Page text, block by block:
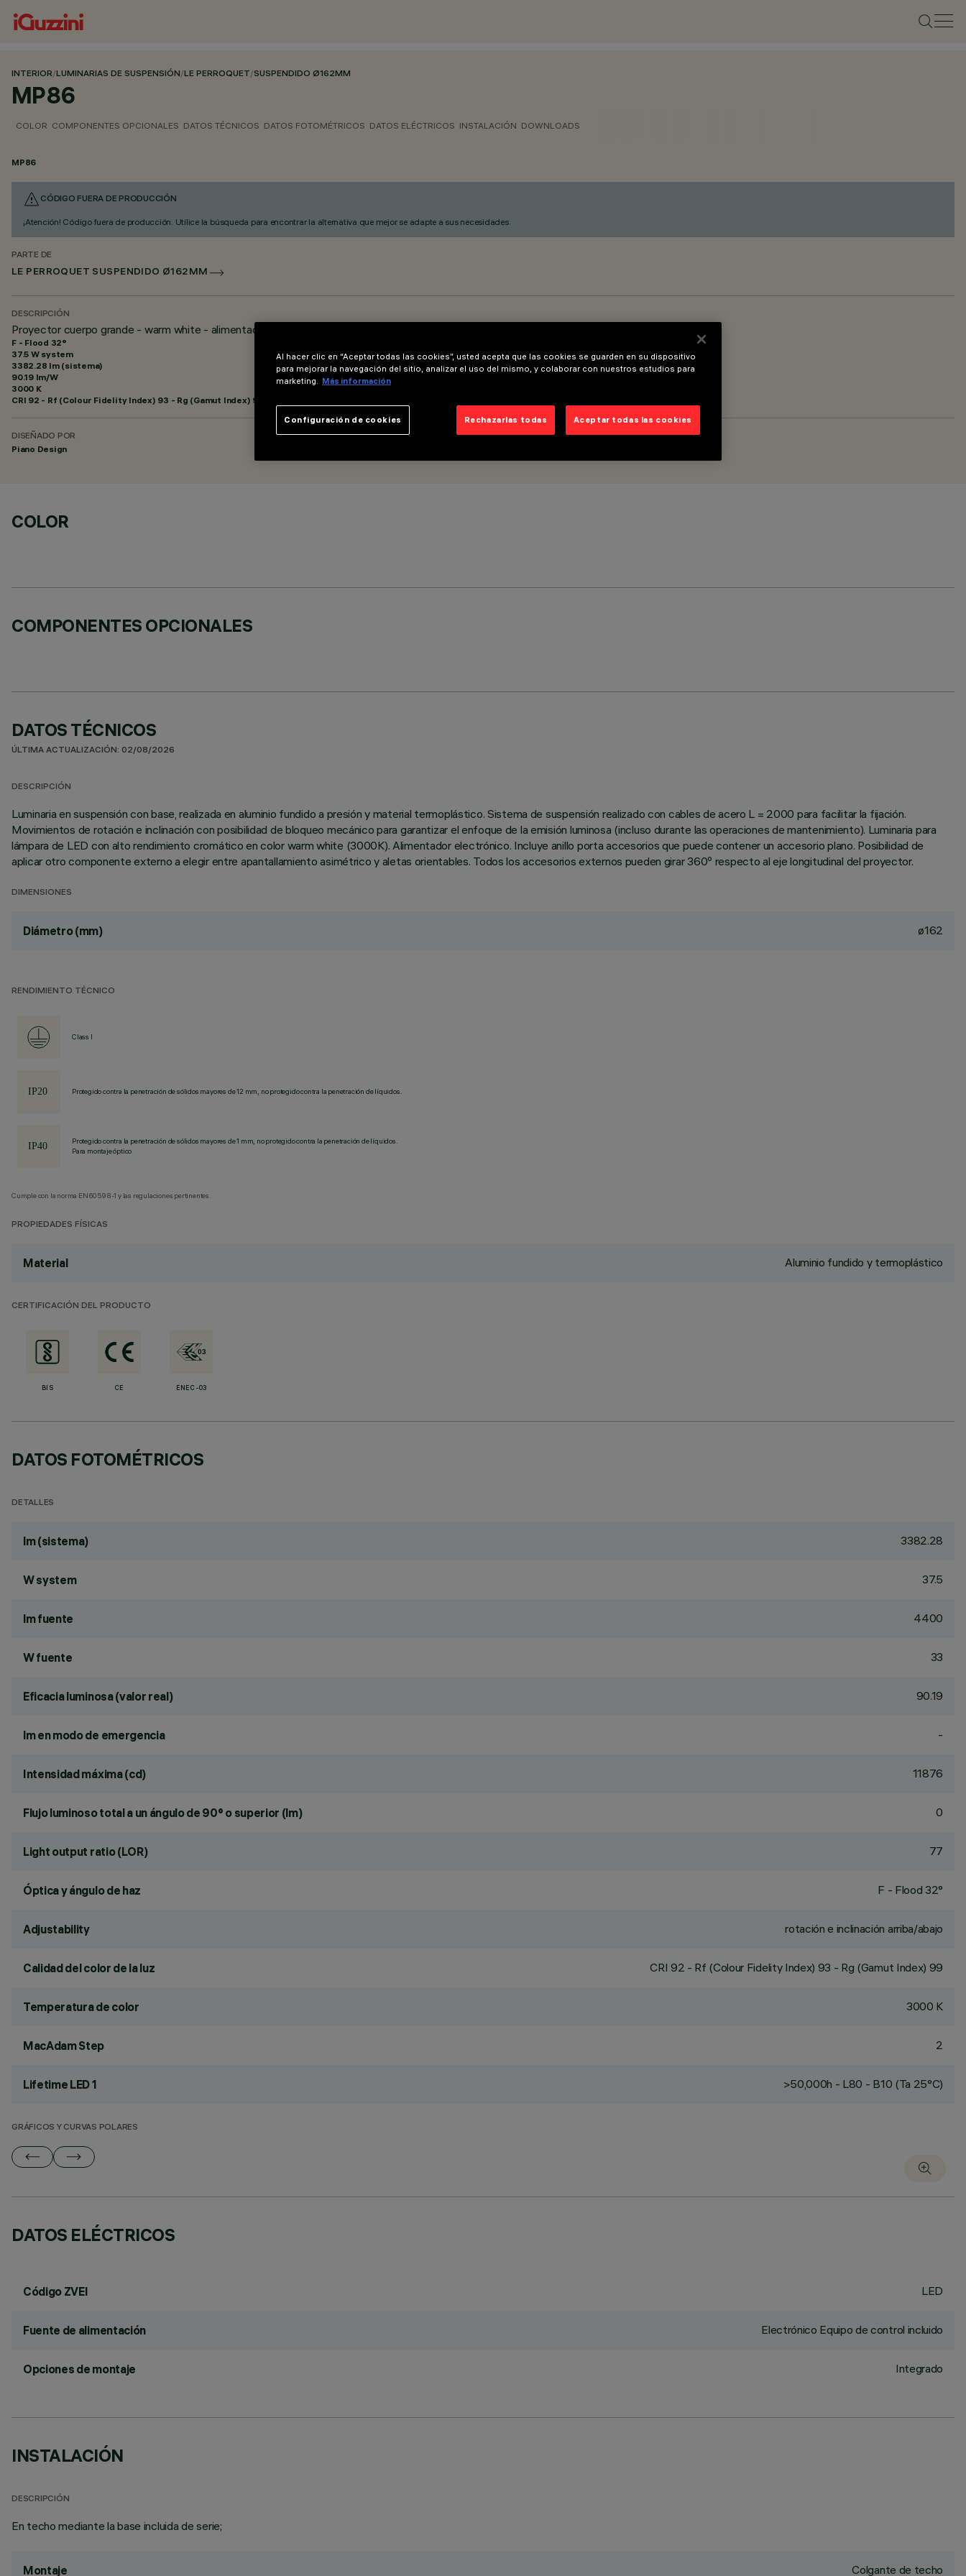
INTERIOR/LUMINARIAS DE SUSPENSIÓN/LE PERROQUET/SUSPENDIDO Ø162MM
MP86
COLOR COMPONENTES OPCIONALES DATOS TÉCNICOS DATOS FOTOMÉTRICOS DATOS ELÉCTRICOS INSTALACIÓN DOWNLOADS
MP86
CÓDIGO FUERA DE PRODUCCIÓN
¡Atención! Código fuera de producción. Utilice la búsqueda para encontrar la alternativa que mejor se adapte a sus necesidades.
PARTE DE
LE PERROQUET SUSPENDIDO Ø162MM
DESCRIPCIÓN
Proyector cuerpo grande - warm white - alimentador electrónico - óptica flood
F - Flood 32°
37.5 W system
3382.28 lm (sistema)
90.19 lm/W
3000 K
CRI 92 - Rf (Colour Fidelity Index) 93 - Rg (Gamut Index) 99
DISEÑADO POR
Piano Design
COLOR
COMPONENTES OPCIONALES
DATOS TÉCNICOS
ÚLTIMA ACTUALIZACIÓN: 02/08/2026
DESCRIPCIÓN
Luminaria en suspensión con base, realizada en aluminio fundido a presión y material termoplástico. Sistema de suspensión realizado con cables de acero L = 2000 para facilitar la fijación.
Movimientos de rotación e inclinación con posibilidad de bloqueo mecánico para garantizar el enfoque de la emisión luminosa (incluso durante las operaciones de mantenimiento). Luminaria para
lámpara de LED con alto rendimiento cromático en color warm white (3000K). Alimentador electrónico. Incluye anillo porta accesorios que puede contener un accesorio plano. Posibilidad de
aplicar otro componente externo a elegir entre apantallamiento asimétrico y aletas orientables. Todos los accesorios externos pueden girar 360º respecto al eje longitudinal del proyector.
DIMENSIONES
Diámetro (mm) ø162
RENDIMIENTO TÉCNICO
Class I
Protegido contra la penetración de sólidos mayores de 12 mm, no protegido contra la penetración de líquidos.
Protegido contra la penetración de sólidos mayores de 1 mm, no protegido contra la penetración de líquidos.
Para montaje óptico
Cumple con la norma EN60598-1 y las regulaciones pertinentes.
PROPIEDADES FÍSICAS
Material Aluminio fundido y termoplástico
CERTIFICACIÓN DEL PRODUCTO
BIS CE ENEC-03
DATOS FOTOMÉTRICOS
DETALLES
lm (sistema) 3382.28
W system 37.5
lm fuente 4400
W fuente 33
Eficacia luminosa (valor real) 90.19
lm en modo de emergencia -
Intensidad máxima (cd) 11876
Flujo luminoso total a un ángulo de 90° o superior (lm) 0
Light output ratio (LOR) 77
Óptica y ángulo de haz F - Flood 32°
Adjustability rotación e inclinación arriba/abajo
Calidad del color de la luz CRI 92 - Rf (Colour Fidelity Index) 93 - Rg (Gamut Index) 99
Temperatura de color 3000 K
MacAdam Step 2
Lifetime LED 1 >50,000h - L80 - B10 (Ta 25°C)
GRÁFICOS Y CURVAS POLARES
DATOS ELÉCTRICOS
Código ZVEI LED
Fuente de alimentación Electrónico Equipo de control incluido
Opciones de montaje Integrado
INSTALACIÓN
DESCRIPCIÓN
En techo mediante la base incluida de serie;
Montaje Colgante de techo
Al hacer clic en “Aceptar todas las cookies”, usted acepta que las cookies se guarden en su dispositivo
para mejorar la navegación del sitio, analizar el uso del mismo, y colaborar con nuestros estudios para
marketing. Más información
Rechazarlas todas Aceptar todas las cookies
Configuración de cookies